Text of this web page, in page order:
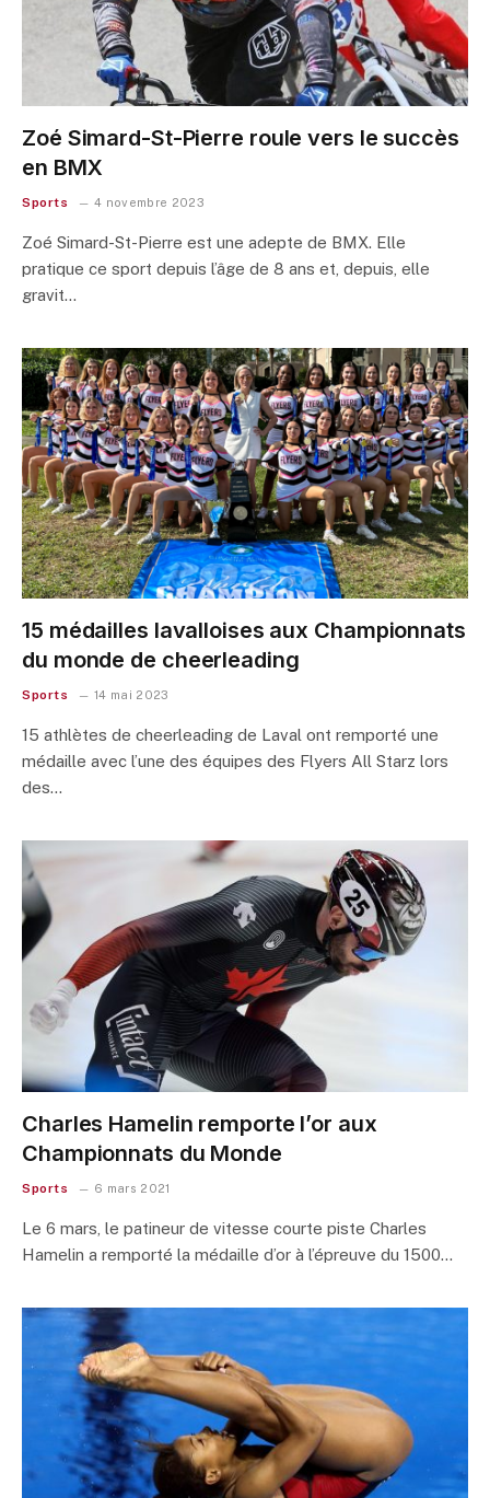
Zoé Simard-St-Pierre roule vers le succès
en BMX
Sports 4 novembre 2023
Zoé Simard-St-Pierre est une adepte de BMX. Elle
pratique ce sport depuis l’âge de 8 ans et, depuis, elle
gravit…
15 médailles lavalloises aux Championnats
du monde de cheerleading
Sports 14 mai 2023
15 athlètes de cheerleading de Laval ont remporté une
médaille avec l’une des équipes des Flyers All Starz lors
des…
Charles Hamelin remporte l’or aux
Championnats du Monde
Sports 6 mars 2021
Le 6 mars, le patineur de vitesse courte piste Charles
Hamelin a remporté la médaille d’or à l’épreuve du 1500…